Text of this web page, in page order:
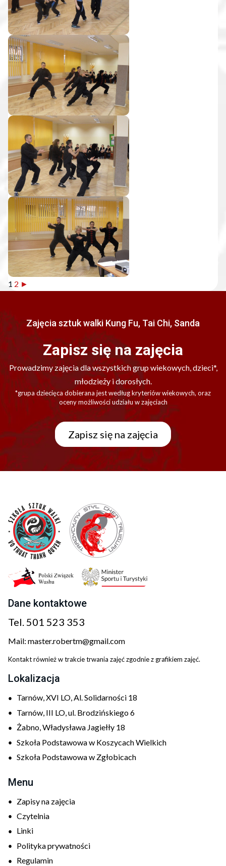
1 2 ►
Zajęcia sztuk walki Kung Fu, Tai Chi, Sanda
Zapisz się na zajęcia
Prowadzimy zajęcia dla wszystkich grup wiekowych, dzieci*,
młodzieży i dorosłych.
*grupa dziecięca dobierana jest według kryteriów wiekowych, oraz
oceny możliwości udziału w zajęciach
Zapisz się na zajęcia
Dane kontaktowe
Tel.501 523 353
Mail: master.robertm@gmail.com
Kontakt również w trakcie trwania zajęć zgodnie z grafikiem zajęć.
Lokalizacja
Tarnów, XVI LO, Al. Solidarności 18
Tarnów, III LO, ul. Brodzińskiego 6
Żabno, Władysława Jagiełły 18
Szkoła Podstawowa w Koszycach Wielkich
Szkoła Podstawowa w Zgłobicach
Menu
Zapisy na zajęcia
Czytelnia
Linki
Polityka prywatności
Regulamin